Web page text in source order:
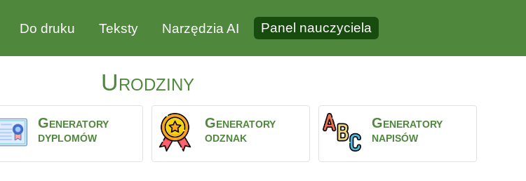
Do druku Teksty Narzędzia AI Panel nauczyciela
Urodziny
Generatory
dyplomów
Generatory
odznak
Generatory
napisów